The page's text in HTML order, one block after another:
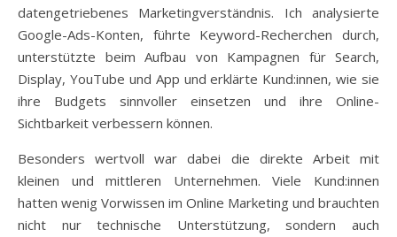
datengetriebenes Marketingverständnis. Ich analysierte
Google-Ads-Konten, führte Keyword-Recherchen durch,
unterstützte beim Aufbau von Kampagnen für Search,
Display, YouTube und App und erklärte Kund:innen, wie sie
ihre Budgets sinnvoller einsetzen und ihre Online-
Sichtbarkeit verbessern können.
Besonders wertvoll war dabei die direkte Arbeit mit
kleinen und mittleren Unternehmen. Viele Kund:innen
hatten wenig Vorwissen im Online Marketing und brauchten
nicht nur technische Unterstützung, sondern auch